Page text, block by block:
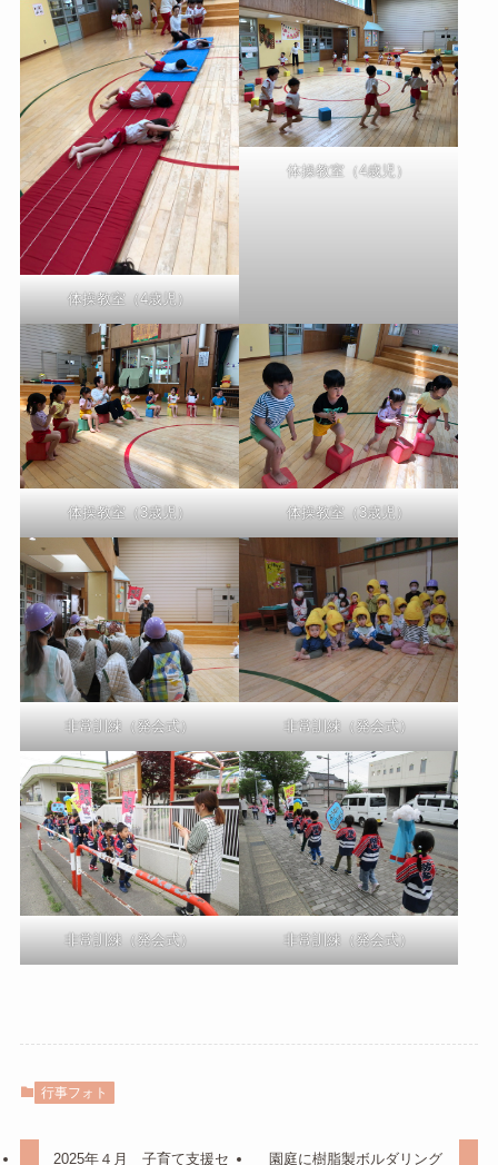
体操教室（4歳児）
体操教室（4歳児）
体操教室（3歳児） 体操教室（3歳児）
非常訓練（発会式） 非常訓練（発会式）
非常訓練（発会式） 非常訓練（発会式）
行事フォト
2025年４月 子育て支援セ 園庭に樹脂製ボルダリング